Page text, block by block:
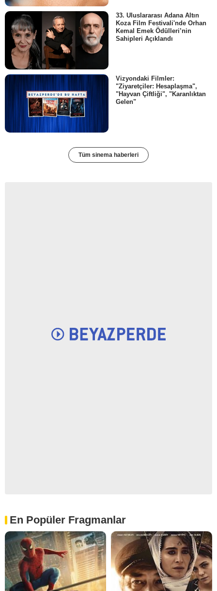
33. Uluslararası Adana Altın
Koza Film Festivali'nde Orhan
Kemal Emek Ödülleri’nin
Sahipleri Açıklandı
Vizyondaki Filmler:
"Ziyaretçiler: Hesaplaşma",
"Hayvan Çiftliği", "Karanlıktan
Gelen"
Tüm sinema haberleri
En Popüler Fragmanlar